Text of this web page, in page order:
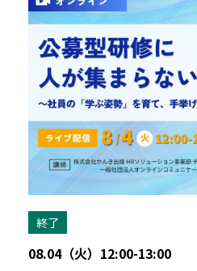
終了
08.04（火）12:00-13:00